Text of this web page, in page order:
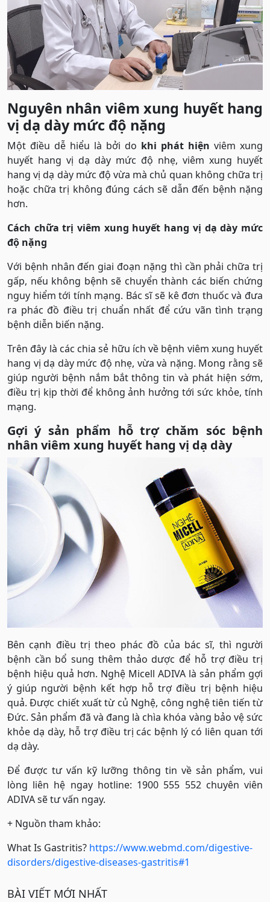
Nguyên nhân viêm xung huyết hang
vị dạ dày mức độ nặng
Một điều dễ hiểu là bởi do khi phát hiện viêm xung
huyết hang vị dạ dày mức độ nhẹ, viêm xung huyết
hang vị dạ dày mức độ vừa mà chủ quan không chữa trị
hoặc chữa trị không đúng cách sẽ dẫn đến bệnh nặng
hơn.
Cách chữa trị viêm xung huyết hang vị dạ dày mức
độ nặng
Với bệnh nhân đến giai đoạn nặng thì cần phải chữa trị
gấp, nếu không bệnh sẽ chuyển thành các biến chứng
nguy hiểm tới tính mạng. Bác sĩ sẽ kê đơn thuốc và đưa
ra phác đồ điều trị chuẩn nhất để cứu vãn tình trạng
bệnh diễn biến nặng.
Trên đây là các chia sẻ hữu ích về bệnh viêm xung huyết
hang vị dạ dày mức độ nhẹ, vừa và nặng. Mong rằng sẽ
giúp người bệnh nắm bắt thông tin và phát hiện sớm,
điều trị kịp thời để không ảnh hưởng tới sức khỏe, tính
mạng.
Gợi ý sản phẩm hỗ trợ chăm sóc bệnh
nhân viêm xung huyết hang vị dạ dày
Bên cạnh điều trị theo phác đồ của bác sĩ, thì người
bệnh cần bổ sung thêm thảo dược để hỗ trợ điều trị
bệnh hiệu quả hơn. Nghệ Micell ADIVA là sản phẩm gợi
ý giúp người bệnh kết hợp hỗ trợ điều trị bệnh hiệu
quả. Được chiết xuất từ củ Nghệ, công nghệ tiên tiến từ
Đức. Sản phẩm đã và đang là chìa khóa vàng bảo vệ sức
khỏe dạ dày, hỗ trợ điều trị các bệnh lý có liên quan tới
dạ dày.
Để được tư vấn kỹ lưỡng thông tin về sản phẩm, vui
lòng liên hệ ngay hotline: 1900 555 552 chuyên viên
ADIVA sẽ tư vấn ngay.
+ Nguồn tham khảo:
What Is Gastritis? https://www.webmd.com/digestive-
disorders/digestive-diseases-gastritis#1
BÀI VIẾT MỚI NHẤT